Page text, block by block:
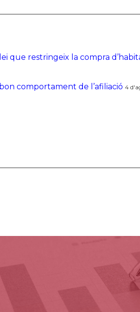
que restringeix la compra
comportament de l’afiliació 4